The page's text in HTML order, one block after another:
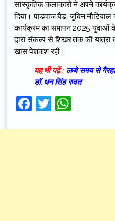
सांस्कृतिक कलाकारों ने अपने
दिया। पांडवाज बैंड, जुबिन नौटियाल
कार्यक्रम का समापन 2025 युवाओं
द्वारा संकल्प से शिखर तक की
खास पेशकश रही।
यह भी पढ़ें : लम्बे समय से
डॉ. धन सिंह रावत
Facebook
Twitter